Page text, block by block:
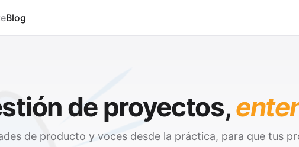
Blog
de proyectos,
de producto y voces desde la práctica, para que tus